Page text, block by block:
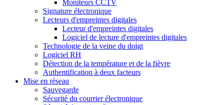
Moniteurs CCTV
Signature électronique
Lecteurs d'empreintes digitales
Lecteur d'empreintes digitales
Logiciel de lecture d'empreintes digitales
Technologie de la veine du doigt
Logiciel RH
Détection de la température et de la fièvre
Authentification à deux facteurs
Mise en réseau
Sauvegarde
Sécurité du courrier électronique